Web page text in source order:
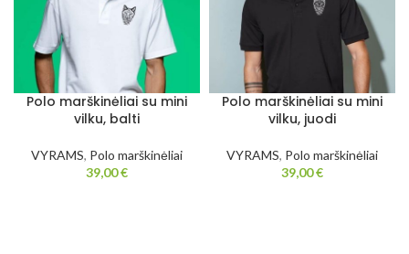
Polo marškinėliai su mini
vilku, balti
VYRAMS, Polo marškinėliai
39,00€
Polo marškinėliai su mini
vilku, juodi
VYRAMS, Polo marškinėliai
39,00€